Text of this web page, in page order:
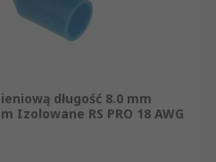
długość 8.0 mm
Izolowane RS PRO 18 AWG